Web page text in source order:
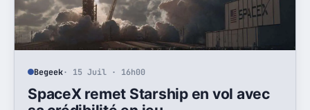
Begeek· 15 Juil · 16h00
SpaceX remet Starship en vol avec